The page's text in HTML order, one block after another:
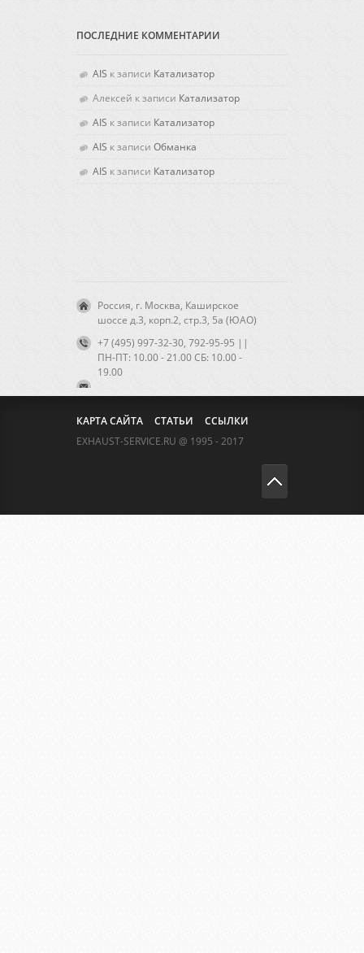
ПОСЛЕДНИЕ КОММЕНТАРИИ
AIS к записи Катализатор
Алексей к записи Катализатор
AIS к записи Катализатор
AIS к записи Обманка
AIS к записи Катализатор
Россия, г. Москва, Каширское
шоссе д.3, корп.2, стр.3, 5а (ЮАО)
+7 (495) 997-32-30, 792-95-95 ||
ПН-ПТ: 10.00 - 21.00 CБ: 10.00 -
19.00
КАРТА САЙТА СТАТЬИ
ССЫЛКИ
EXHAUST-SERVICE.RU @ 1995 - 2017